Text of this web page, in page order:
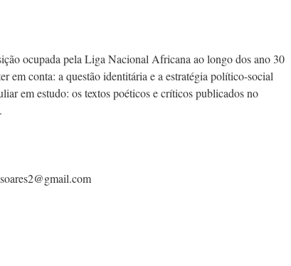
ocupada pela Liga Nacional Africana ao longo dos ano 30
em conta: a questão identitária e a estratégia político-social
em estudo: os textos poéticos e críticos publicados no